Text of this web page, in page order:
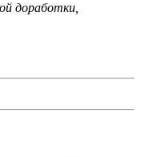
доработки,